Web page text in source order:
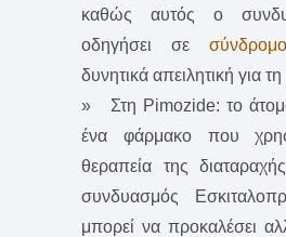
καθώς αυτός ο
οδηγήσει σε
δυνητικά απειλητική για
» Στη Pimozide: το
ένα φάρμακο που
θεραπεία της
συνδυασμός
μπορεί να προκαλέσει